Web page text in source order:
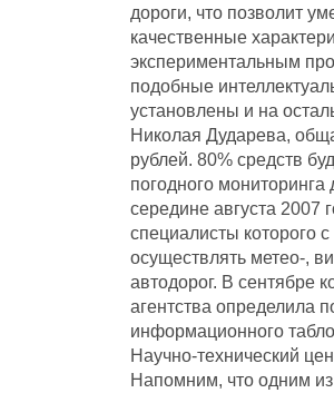
дороги, что позволит
качественные
экспериментальным
подобные
установлены и на
Николая Дударева,
рублей. 80% средств
погодного
середине августа 2007
специалисты которого
осуществлять метео-,
автодорог. В сентябре
агентства определила
информационного
Научно-технический
Напомним, что одним